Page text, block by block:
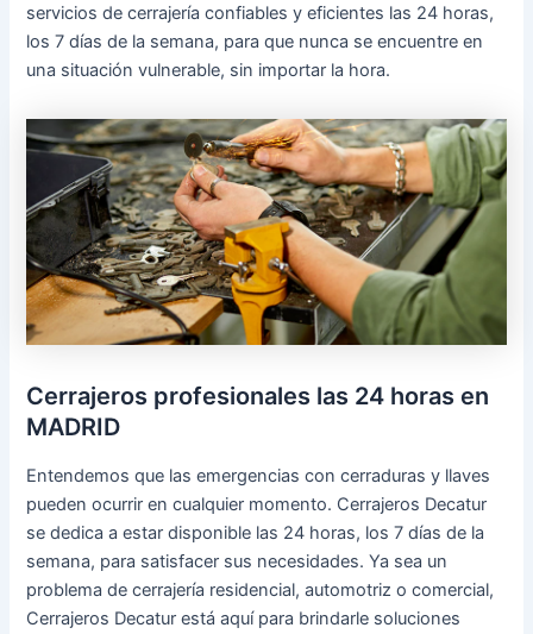
servicios de cerrajería confiables y eficientes las 24 horas,
los 7 días de la semana, para que nunca se encuentre en
una situación vulnerable, sin importar la hora.
Cerrajeros profesionales las 24 horas en
MADRID
Entendemos que las emergencias con cerraduras y llaves
pueden ocurrir en cualquier momento. Cerrajeros Decatur
se dedica a estar disponible las 24 horas, los 7 días de la
semana, para satisfacer sus necesidades. Ya sea un
problema de cerrajería residencial, automotriz o comercial,
Cerrajeros Decatur está aquí para brindarle soluciones